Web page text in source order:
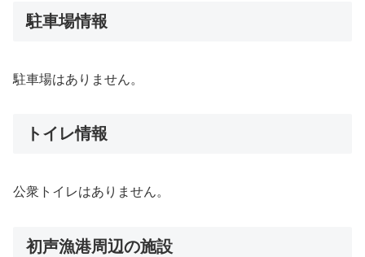
駐車場情報
駐車場はありません。
トイレ情報
公衆トイレはありません。
初声漁港周辺の施設